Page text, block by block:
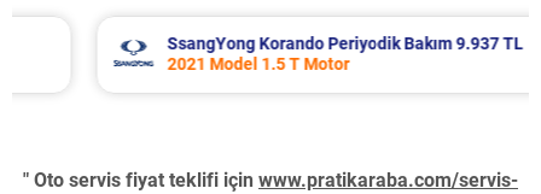
SsangYong Korando Periyodik Bakım 9.937 TL
2021 Model 1.5 T Motor
" Oto servis fiyat teklifi için www.pratikaraba.com/servis-